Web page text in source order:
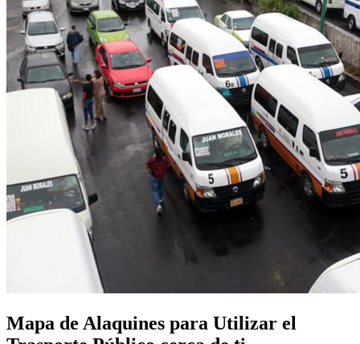
Mapa de Alaquines para Utilizar el